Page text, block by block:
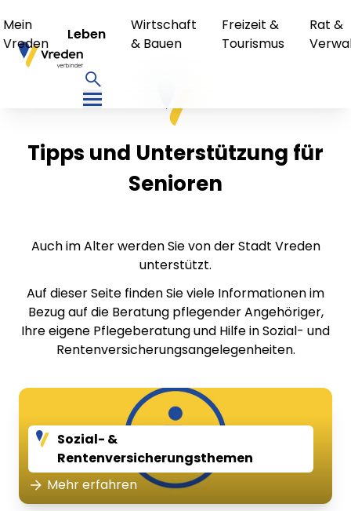
Mein
Vreden
Leben
Wirtschaft
& Bauen
Freizeit &
Tourismus
Rat &
Tipps und Unterstützung für
Senioren
Auch im Alter werden Sie von der Stadt Vreden
unterstützt.
Auf dieser Seite finden Sie viele Informationen im
Bezug auf die Beratung pflegender Angehöriger,
Ihre eigene Pflegeberatung und Hilfe in Sozial- und
Rentenversicherungsangelegenheiten.
Sozial- &
Rentenversicherungsthemen
Mehr erfahren